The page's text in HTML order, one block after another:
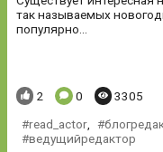
так называемых
популярно...
Понравилось:
2 Комментариев:
0
3305
read_actor,
ведущийредактор